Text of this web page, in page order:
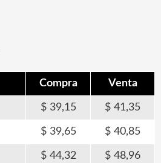
Compra Venta
39,15 41,35
39,65 40,85
44,32 48,96